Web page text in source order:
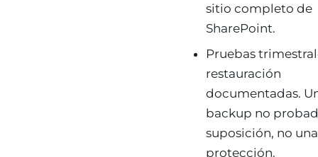
sitio completo de
SharePoint.
Pruebas
restauración
documentadas.
backup no
suposición, no una
protección.